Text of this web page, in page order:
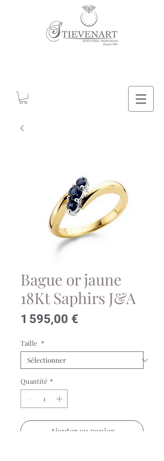
Bague or jaune
18Kt Saphirs J&A
1 595,00 €
Taille *
Quantité *
Ajouter au panier